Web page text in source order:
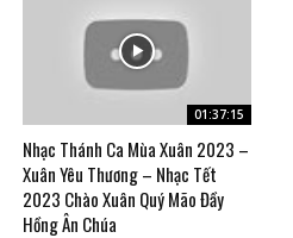
01:37:15
Nhạc Thánh Ca Mùa Xuân 2023 –
Xuân Yêu Thương – Nhạc Tết
2023 Chào Xuân Quý Mão Đầy
Hồng Ân Chúa